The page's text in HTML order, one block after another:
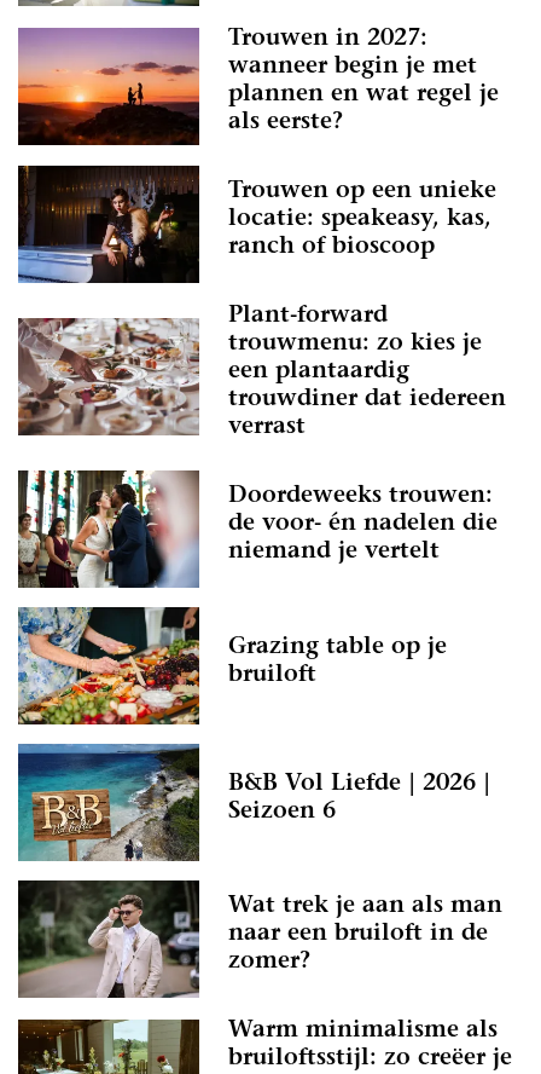
Trouwen in 2027:
wanneer begin je met
plannen en wat regel je
als eerste?
Trouwen op een unieke
locatie: speakeasy, kas,
ranch of bioscoop
Plant-forward
trouwmenu: zo kies je
een plantaardig
trouwdiner dat iedereen
verrast
Doordeweeks trouwen:
de voor- én nadelen die
niemand je vertelt
Grazing table op je
bruiloft
B&B Vol Liefde | 2026 |
Seizoen 6
Wat trek je aan als man
naar een bruiloft in de
zomer?
Warm minimalisme als
bruiloftsstijl: zo creëer je